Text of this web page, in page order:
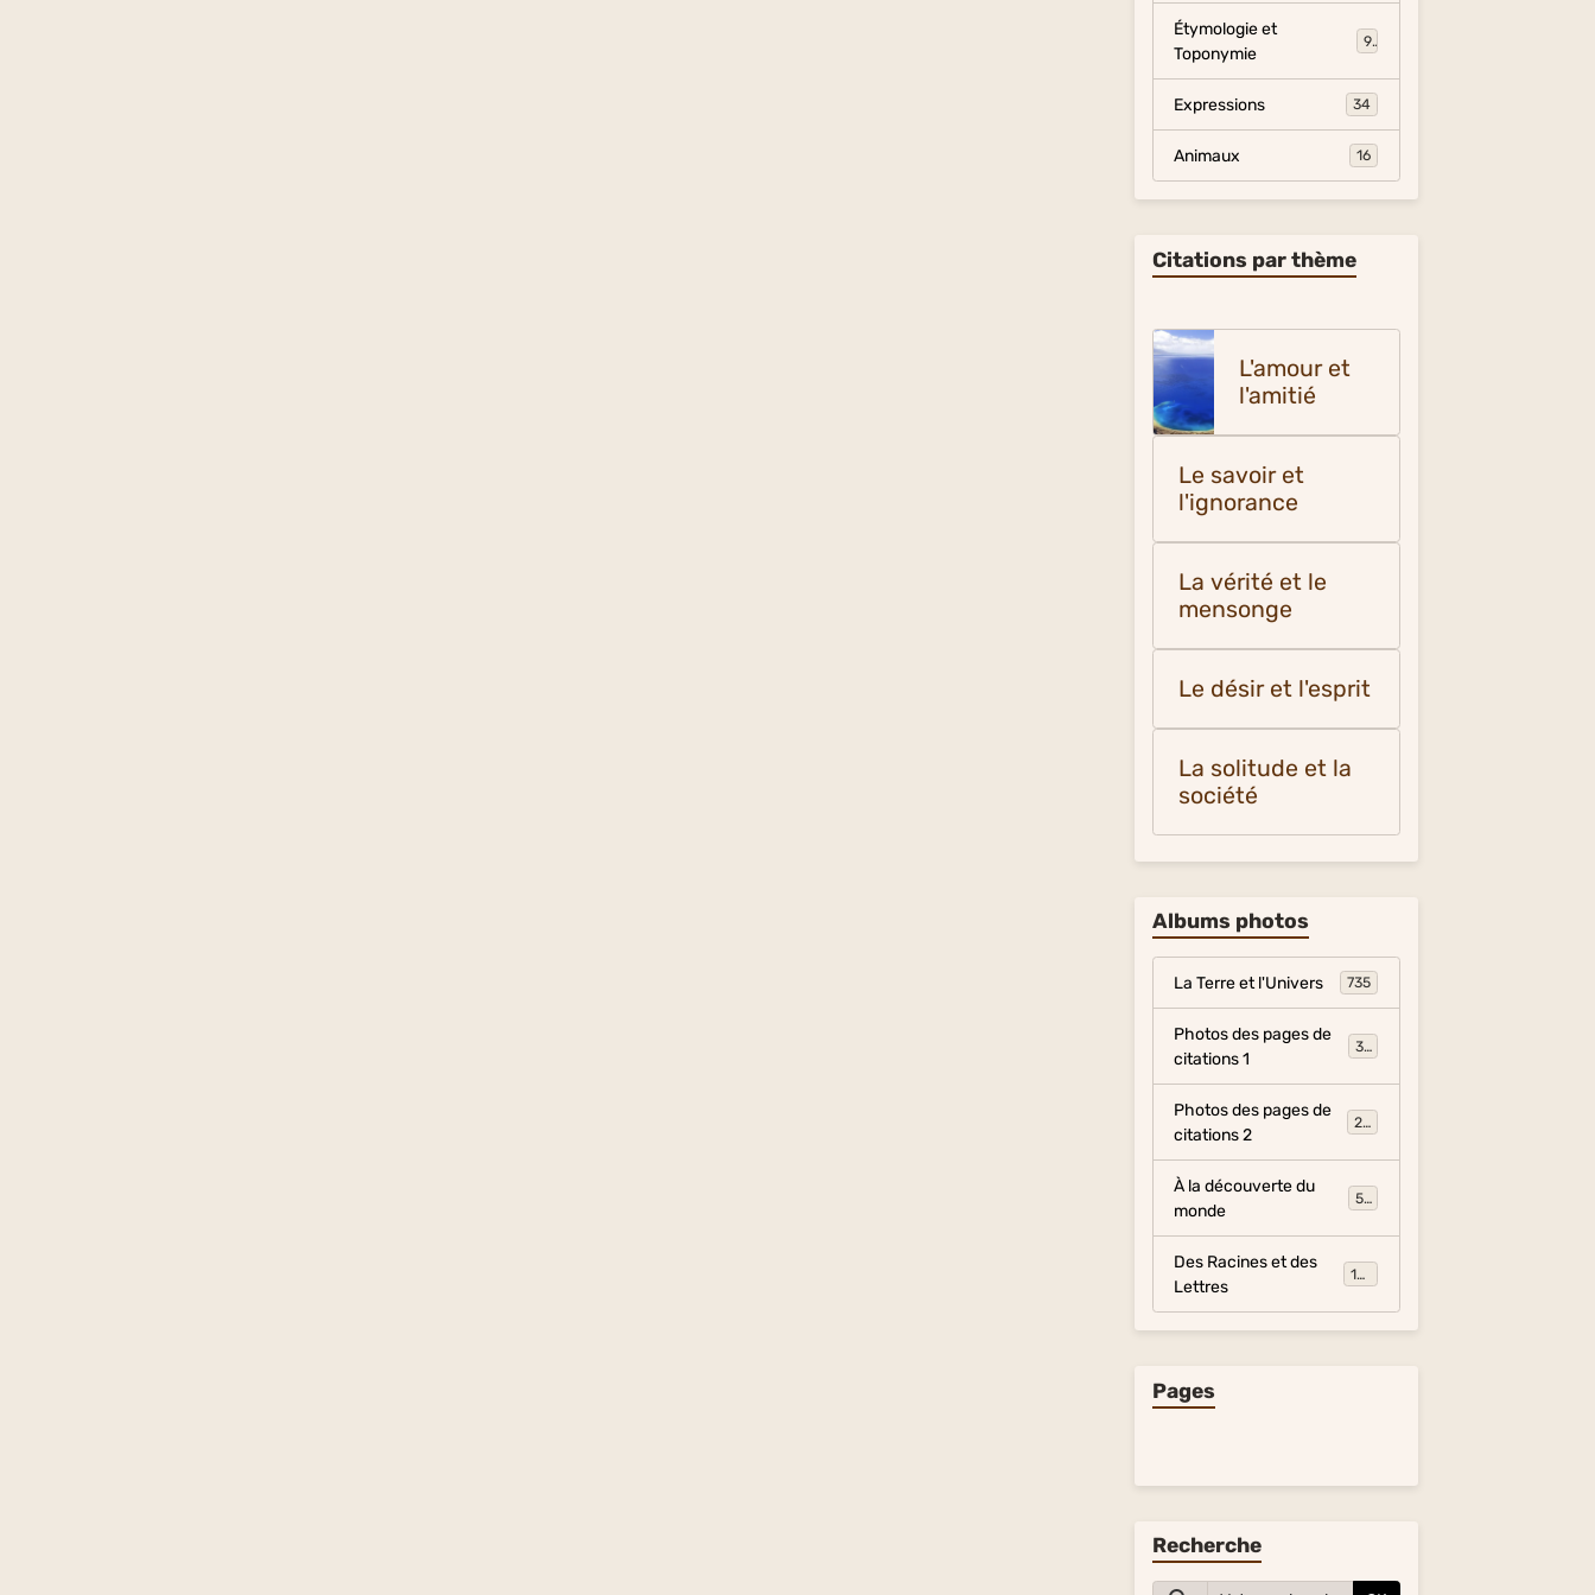
Étymologie et
Toponymie
9
Expressions 34
Animaux 16
Citations par thème
L'amour et
l'amitié
Le savoir et
l'ignorance
La vérité et le
mensonge
Le désir et l'esprit
La solitude et la
société
Albums photos
La Terre et l'Univers 735
Photos des pages de
citations 1
317
Photos des pages de
citations 2
281
À la découverte du
monde
54
Des Racines et des
Lettres
134
Pages
Recherche